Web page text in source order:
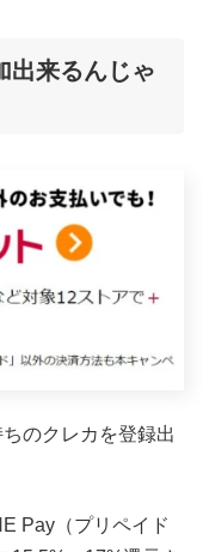
出来るんじゃ
のクレカを登録出
Pay（プリペイド